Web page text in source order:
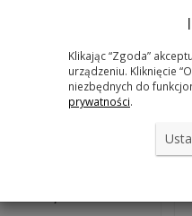
Klikając “Zgoda”
urządzeniu. Kliknięcie
niezbędnych do
prywatności.